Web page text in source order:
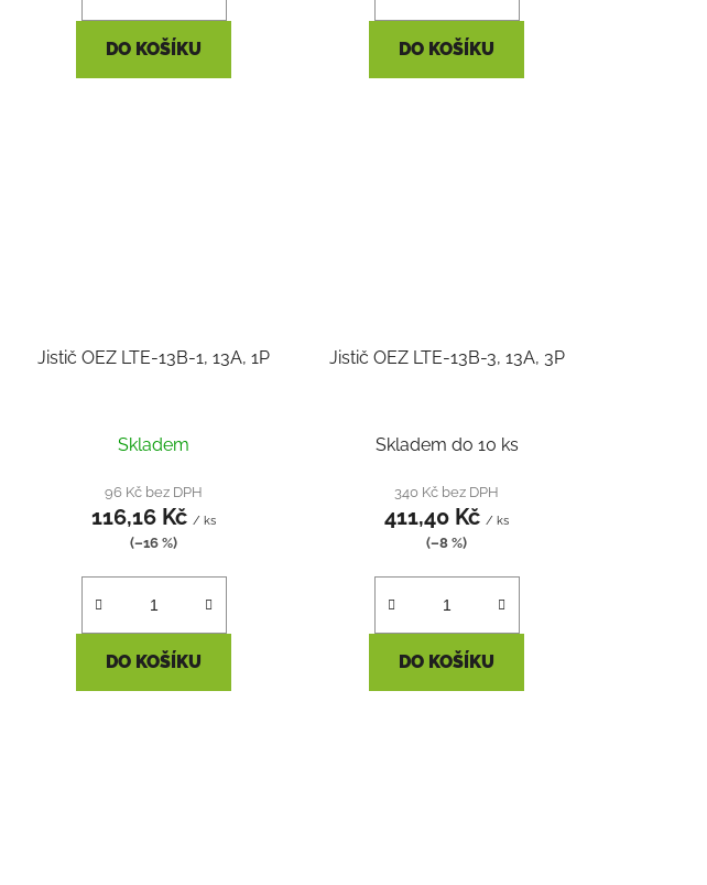
DO KOŠÍKU DO KOŠÍKU
Jistič OEZ LTE-13B-1, 13A, 1P
Skladem
96 Kč bez DPH
116,16 Kč/ ks
(–16 %)
DO KOŠÍKU
Jistič OEZ LTE-13B-3, 13A, 3P
Skladem do 10 ks
340 Kč bez DPH
411,40 Kč/ ks
(–8 %)
DO KOŠÍKU